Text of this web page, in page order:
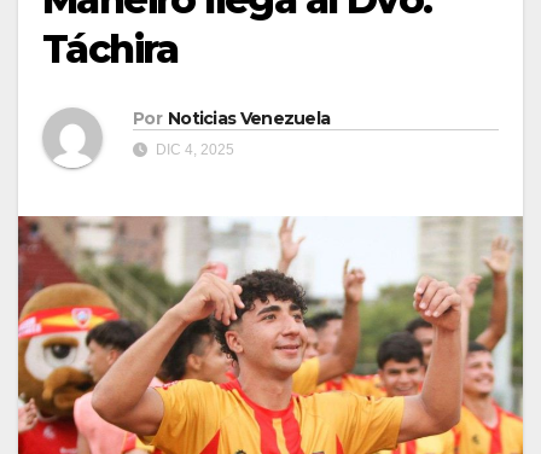
Táchira
Por Noticias Venezuela
DIC 4, 2025